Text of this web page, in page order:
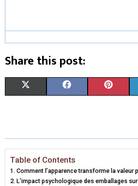
Share this post:
R
O
W
T
R
O
E
O
R
O
T
R
Table of Contents
Comment l’apparence transforme la valeur
L’impact psychologique des emballages